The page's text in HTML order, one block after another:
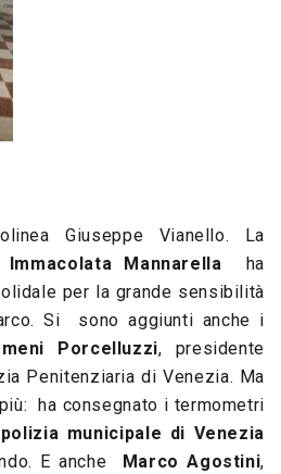
Giuseppe Vianello. La
Immacolata Mannarella
ha
per la grande sensibilità
Si sono aggiunti anche i
Porcelluzzi, presidente
Penitenziaria di Venezia. Ma
ha consegnato i termometri
polizia municipale di Venezia
E anche
Marco Agostini,